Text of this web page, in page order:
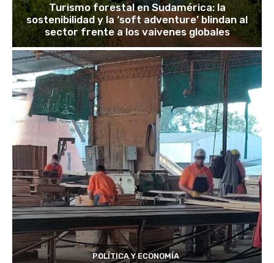
Turismo forestal en Sudamérica: la
sostenibilidad y la ‘soft adventure’ blindan al
sector frente a los vaivenes globales
POLÍTICA Y ECONOMÍA